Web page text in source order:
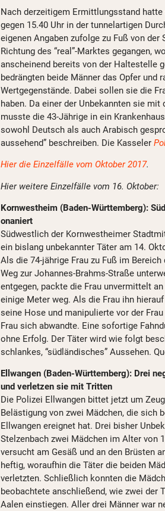
Nach derzeitigem Ermittlungsstand
gegen 15.40 Uhr in der tunnelartigen
eigenen Angaben zufolge zu Fuß von
Richtung des “real”-Marktes gegangen,
anscheinend bereits von der Haltestelle
bedrängten beide Männer das Opfer
Wertgegenstände. Dabei sollen sie die
haben. Da einer der Unbekannten sie
musste die 43-Jährige in ein
sowohl Deutsch als auch Arabisch
aussehend” beschreiben. Die Kasseler
Hier die Einzelfälle vom Oktober 2017.
Hier weitere Einzelfälle vom 16. Oktober:
Kornwestheim (Baden-Württemberg):
onaniert
Südwestlich der Kornwestheimer
ein bislang unbekannter Täter am 14.
Als die 74-jährige Frau zu Fuß im
Weg zur Johannes-Brahms-Straße
entgegen, packte die Frau unvermittelt
einige Meter weg. Als die Frau ihn
seine Hose und manipulierte vor der
Frau sich abwandte. Eine sofortige
ohne Erfolg. Der Täter wird wie folgt
schlankes, “südländisches” Aussehen.
Ellwangen (Baden-Württemberg): Drei
und verletzen sie mit Tritten
Die Polizei Ellwangen bittet jetzt um
Belästigung von zwei Mädchen, die sich
Ellwangen ereignet hat. Drei bisher
Stelzenbach zwei Mädchen im Alter von
versucht am Gesäß und an den Brüsten
heftig, woraufhin die Täter die beiden
verletzten. Schließlich konnten die
beobachtete anschließend, wie zwei der
Aalen einstiegen. Aller drei Männer war